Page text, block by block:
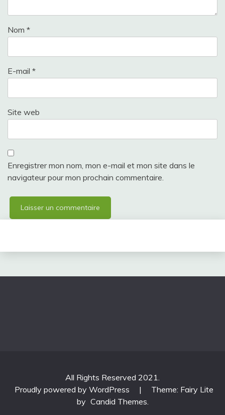
Nom *
E-mail *
Site web
Enregistrer mon nom, mon e-mail et mon site dans le
navigateur pour mon prochain commentaire.
All Rights Reserved 2021.
Proudly powered by WordPress
|
Theme: Fairy Lite
by Candid Themes.